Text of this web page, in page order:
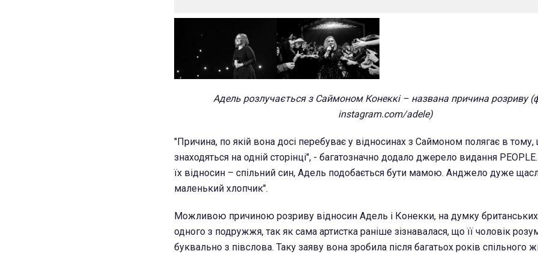
Адель розлучається з Саймоном Конеккі – названа причина розриву
instagram.com/adele)
"Причина, по якій вона досі перебуває у відносинах з Саймоном полягає в
знаходяться на одній сторінці", - багатозначно додало джерело видання
їх відносин – спільний син, Адель подобається бути мамою. Анджело дуже
маленький хлопчик".
Можливою причиною розриву відносин Адель і Конекки, на думку
одного з подружжя, так як сама артистка раніше зізнавалася, що її чоловік
буквально з півслова. Таку заяву вона зробила після багатьох років спільного